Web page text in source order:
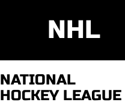
NHL
NATIONAL
HOCKEY LEAGUE